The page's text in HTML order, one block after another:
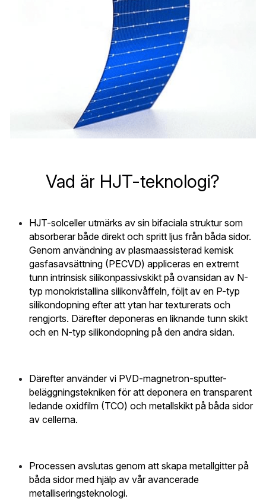
Solceller Glas-Glas
Fullt svarta Solceller
N-TOPCon Serien Solceller
Shingled Serien Solceller
Maysun Solar nyheter
Español
Português
Suomi
Polski
Nederlands
Română
Ελληνικά
English
Deutsch
عربي
български
WhatsApp
Vad är HJT-teknologi?
HJT-solceller utmärks av sin bifaciala struktur som
absorberar både direkt och spritt ljus från båda sidor.
Genom användning av plasmaassisterad kemisk
gasfasavsättning (PECVD) appliceras en extremt
tunn intrinsisk silikonpassivskikt på ovansidan av N-
typ monokristallina silikonvåffeln, följt av en P-typ
silikondopning efter att ytan har texturerats och
rengjorts. Därefter deponeras en liknande tunn skikt
och en N-typ silikondopning på den andra sidan.
Därefter använder vi PVD-magnetron-sputter-
beläggningstekniken för att deponera en transparent
ledande oxidfilm (TCO) och metallskikt på båda sidor
av cellerna.
Processen avslutas genom att skapa metallgitter på
båda sidor med hjälp av vår avancerade
metalliseringsteknologi.